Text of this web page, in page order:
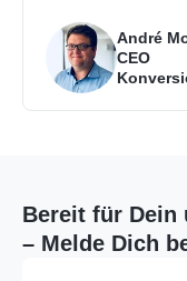
war immer jemand
etwas brauchten.
komplett begeistert
konnte das
André
CEO
Bereit für Dein
– Melde Dich